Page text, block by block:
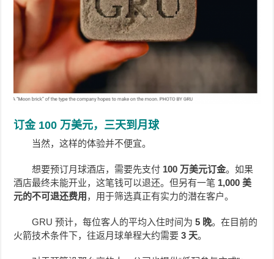
订金 100 万美元，三天到月球
当然，这样的体验并不便宜。
想要预订月球酒店，需要先支付 100 万美元订金。如果
酒店最终未能开业，这笔钱可以退还。但另有一笔 1,000 美
元的不可退还费用 ，用于筛选真正有实力的潜在客户。
GRU 预计，每位客人的平均入住时间为5 晚。在目前的
火箭技术条件下，往返月球单程大约需要3 天。